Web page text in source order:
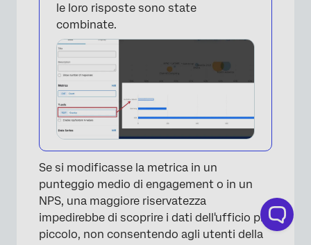
le loro risposte sono state
combinate.
Se si modificasse la metrica in un
punteggio medio di engagement o in un
NPS, una maggiore riservatezza
impedirebbe di scoprire i dati dell'ufficio più
piccolo, non consentendo agli utenti della